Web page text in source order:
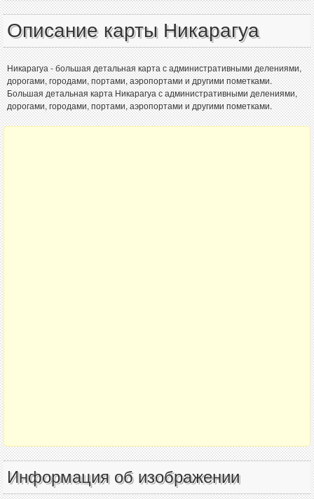
Описание карты Никарагуа
Никарагуа - большая детальная карта с административными делениями,
дорогами, городами, портами, аэропортами и другими пометками.
Большая детальная карта Никарагуа с административными делениями,
дорогами, городами, портами, аэропортами и другими пометками.
Информация об изображении